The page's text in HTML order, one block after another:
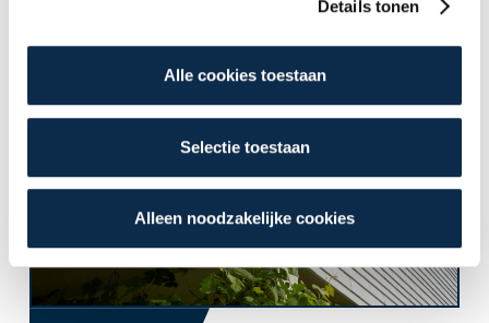
nalezen welke cookies we verzamelen, wie ze uitgeeft,
waarvoor ze dienen en hoelang ze geldig blijven. Je kan
je voorkeuren ook op elk moment wijzigen via de cookie
Details tonen
Alle cookies toestaan
Selectie toestaan
Alleen noodzakelijke cookies